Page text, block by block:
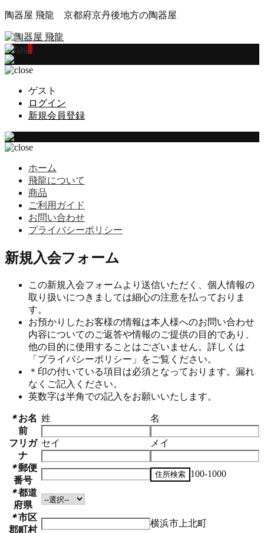
陶器屋 飛龍 京都府京丹後地方の陶器屋
0
ゲスト
ログイン
新規会員登録
ホーム
飛龍について
商品
ご利用ガイド
お問い合わせ
プライバシーポリシー
新規入会フォーム
この新規入会フォームより送信いただく、個人情報の
取り扱いにつきましては細心の注意を払っておりま
す。
お預かりしたお客様の情報は本人様へのお問い合わせ
内容についてのご返答や情報のご提供の目的であり、
他の目的に使用することはございません。詳しくは
「プライバシーポリシー」をご覧ください。
＊印の付いている項目は必須となっております。漏れ
なくご記入ください。
英数字は半角での記入をお願いいたします。
＊お名
前
姓 名
フリガ
ナ
セイ メイ
＊郵便
番号
100-1000
＊都道
府県
＊市区
郡町村
横浜市上北町